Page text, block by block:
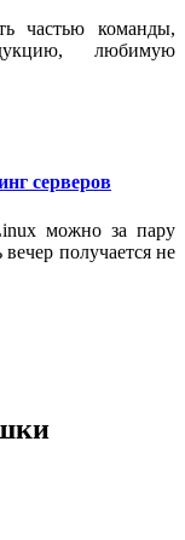
частью команды,
любимую
серверов
можно за пару
получается не